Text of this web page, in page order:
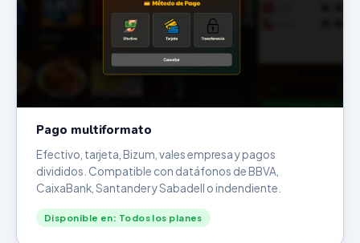
Pago multiformato
Efectivo, tarjeta, Bizum, vales empresa y pagos
divididos. Compatible con datáfonos de BBVA,
CaixaBank, Santander y Sabadell o indendiente.
Disponible en: Todos los planes